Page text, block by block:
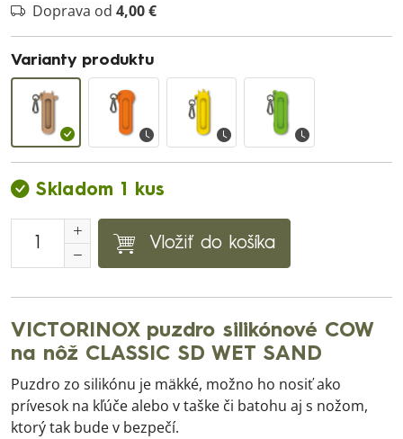
Doprava od 4,00 €
Varianty produktu
Skladom 1 kus
Vložiť do košíka
VICTORINOX puzdro silikónové COW
na nôž CLASSIC SD WET SAND
Puzdro zo silikónu je mäkké, možno ho nosiť ako
prívesok na kľúče alebo v taške či batohu aj s nožom,
ktorý tak bude v bezpečí.